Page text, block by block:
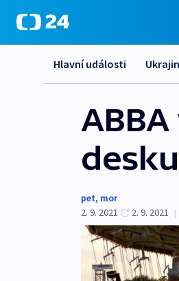
Hlavní události
pet, mor
2. 9. 2021
2. 9. 2021 |